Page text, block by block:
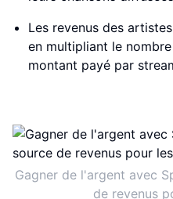
Les revenus des
en multipliant le
montant payé par
Gagner de l'argent avec
de revenus